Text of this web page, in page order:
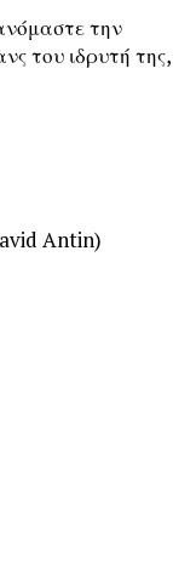
την
του ιδρυτή της,
Antin)